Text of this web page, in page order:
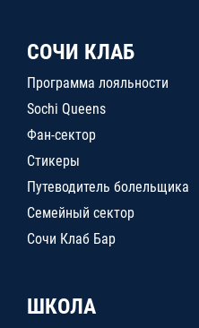
СОЧИ КЛАБ
Программа лояльности
Sochi Queens
Фан-сектор
Стикеры
Путеводитель болельщика
Семейный сектор
Сочи Клаб Бар
ШКОЛА